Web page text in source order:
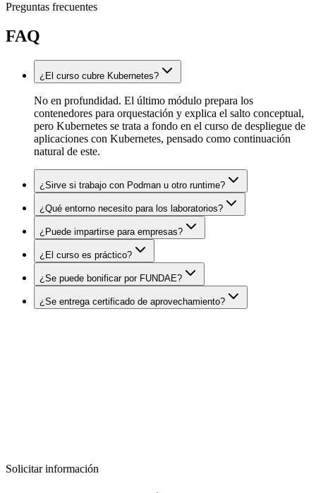
Preguntas frecuentes
FAQ
¿El curso cubre Kubernetes?
No en profundidad. El último módulo prepara los
contenedores para orquestación y explica el salto conceptual,
pero Kubernetes se trata a fondo en el curso de despliegue de
aplicaciones con Kubernetes, pensado como continuación
natural de este.
¿Sirve si trabajo con Podman u otro runtime?
¿Qué entorno necesito para los laboratorios?
¿Puede impartirse para empresas?
¿El curso es práctico?
¿Se puede bonificar por FUNDAE?
¿Se entrega certificado de aprovechamiento?
Solicitar información
Solicitar información